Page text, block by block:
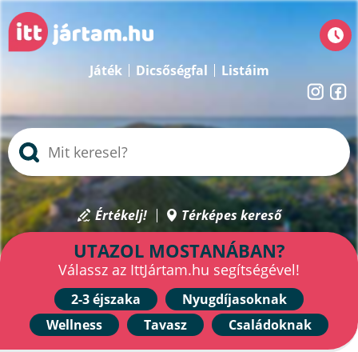
Játék Dicsőségfal Listáim
Értékelj! Térképes kereső
UTAZOL MOSTANÁBAN?
Válassz az IttJártam.hu segítségével!
2-3 éjszaka
Nyugdíjasoknak
Wellness
Tavasz Családoknak